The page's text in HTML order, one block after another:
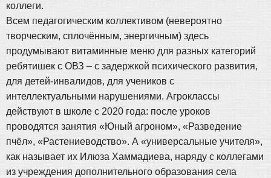
коллеги.
Всем педагогическим коллективом (невероятно
творческим, сплочённым, энергичным) здесь
продумывают витаминные меню для разных категорий
ребятишек с ОВЗ – с задержкой психического развития,
для детей-инвалидов, для учеников с
интеллектуальными нарушениями. Агроклассы
действуют в школе с 2020 года: после уроков
проводятся занятия «Юный агроном», «Разведение
пчёл», «Растениеводство». А «универсальные учителя»,
как называет их Илюза Хаммадиева, наряду с коллегами
из учреждения дополнительного образования села